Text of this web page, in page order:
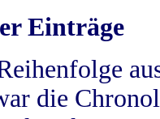
Einträge
die